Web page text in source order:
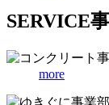
SERVICE
more